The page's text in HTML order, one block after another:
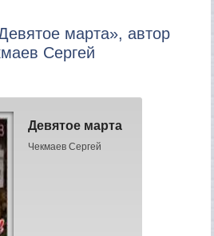
марта», автор
Сергей
Девятое марта
Чекмаев Сергей